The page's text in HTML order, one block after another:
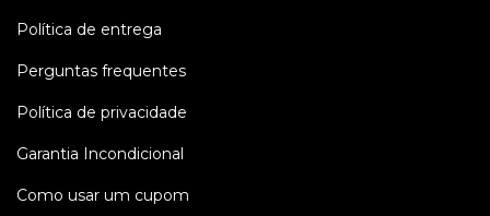
Política de entrega
Perguntas frequentes
Política de privacidade
Garantia Incondicional
Como usar um cupom